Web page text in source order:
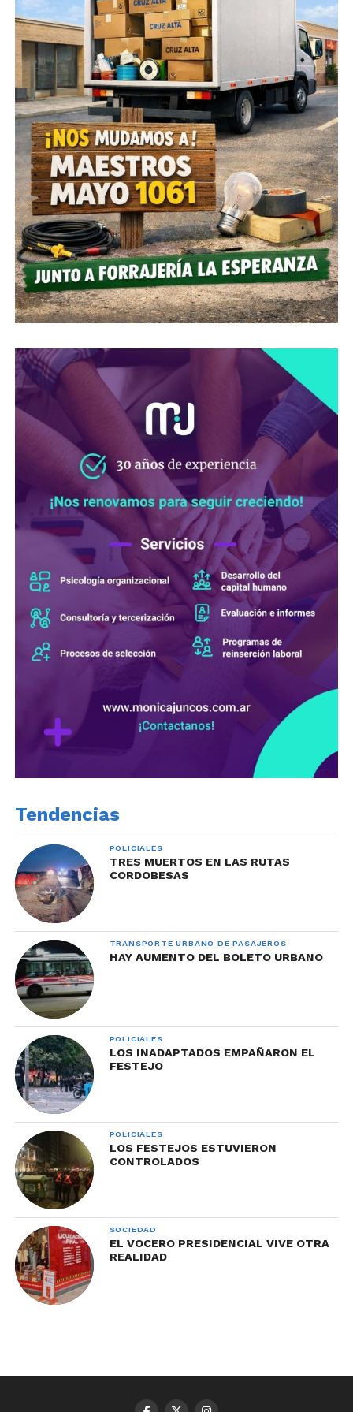
Tendencias
POLICIALES
TRES MUERTOS EN LAS RUTAS
CORDOBESAS
TRANSPORTE URBANO DE PASAJEROS
HAY AUMENTO DEL BOLETO URBANO
POLICIALES
LOS INADAPTADOS EMPAÑARON EL
FESTEJO
POLICIALES
LOS FESTEJOS ESTUVIERON
CONTROLADOS
SOCIEDAD
EL VOCERO PRESIDENCIAL VIVE OTRA
REALIDAD